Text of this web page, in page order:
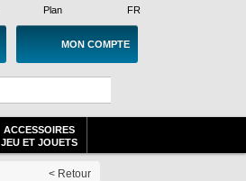
Plan FR
MON COMPTE
ACCESSOIRES
JEU ET JOUETS
< Retour